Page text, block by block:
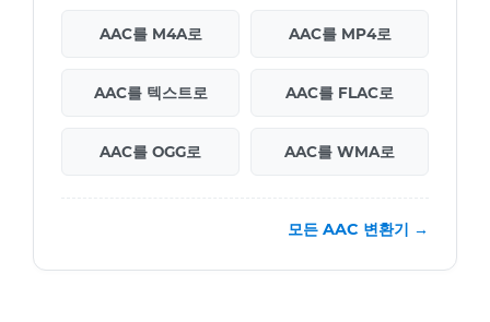
AAC를 M4A로 AAC를 MP4로
AAC를 텍스트로 AAC를 FLAC로
AAC를 OGG로 AAC를 WMA로
모든 AAC 변환기 →